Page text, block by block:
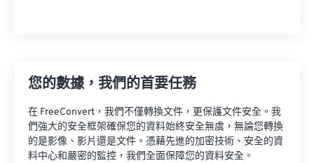
您的數據，我們的首要任務
在 FreeConvert，我們不僅轉換文件，更保護文件安全。我
們強大的安全框架確保您的資料始終安全無虞，無論您轉換
的是影像、影片還是文件。憑藉先進的加密技術、安全的資
料中心和嚴密的監控，我們全面保障您的資料安全。